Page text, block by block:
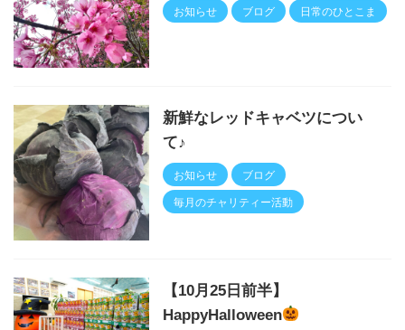
お知らせ ブログ 日常のひとこま
新鮮なレッドキャベツについ
て♪
お知らせ
ブログ
毎月のチャリティー活動
【10月25日前半】
HappyHalloween